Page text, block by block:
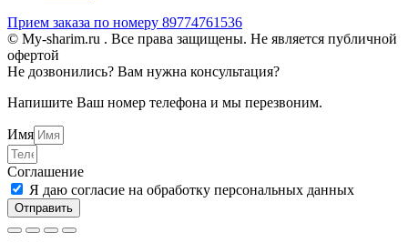
Прием заказа по номеру 89774761536
© My-sharim.ru . Все права защищены. Не является публичной
офертой
Не дозвонились? Вам нужна консультация?
Напишите Ваш номер телефона и мы перезвоним.
Имя
Соглашение
Я даю согласие на обработку персональных данных
Отправить